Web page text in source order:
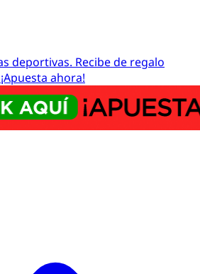
deportivas. Recibe de regalo
ahora!